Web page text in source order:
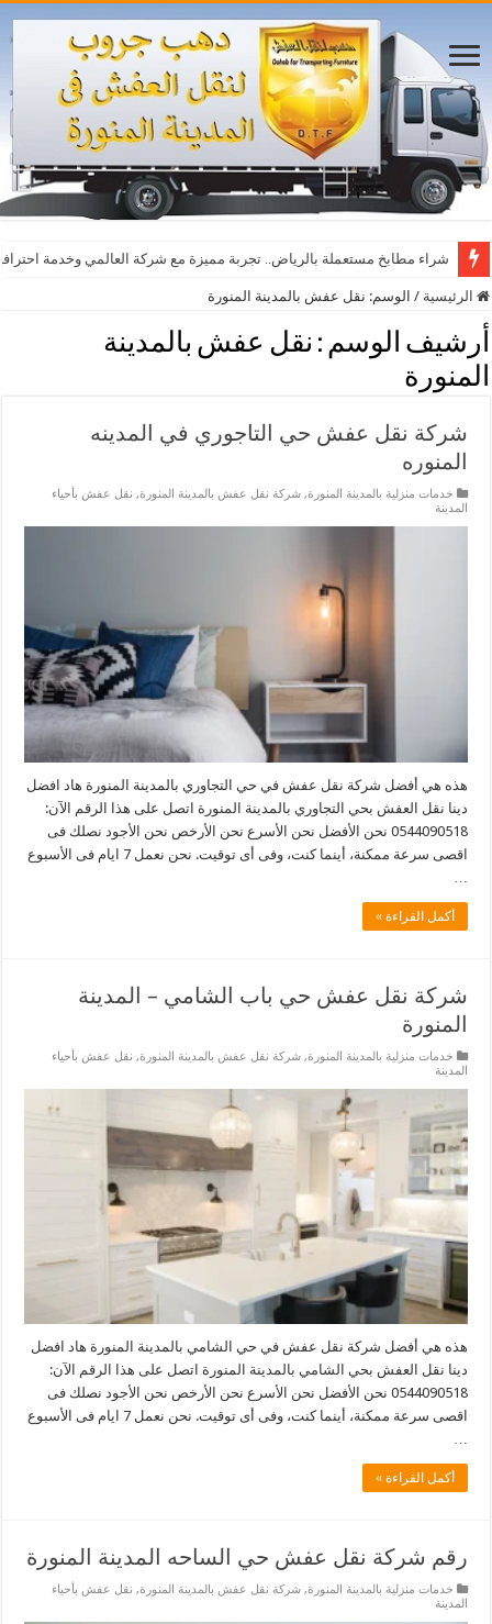
شراء مطابخ مستعملة بالرياض.. تجربة مميزة مع شركة العالمي وخدمة
أفضل مواقع مشاهدة مباريات اليوم بث مباشر بدون تقطيع
الرئيسية / الوسم: نقل عفش بالمدينة المنورة
أرشيف الوسم : نقل عفش بالمدينة
المنورة
شركة نقل عفش حي التاجوري في المدينه
المنوره
خدمات منزلية بالمدينة المنورة,شركة نقل عفش بالمدينة المنورة, نقل عفش بأحياء
المدينة
هذه هي أفضل شركة نقل عفش في حي التجاوري بالمدينة المنورة هاد افضل
دينا نقل العفش بحي التجاوري بالمدينة المنورة اتصل على هذا الرقم الآن:
0544090518 نحن الأفضل نحن الأسرع نحن الأرخص نحن الأجود نصلك فى
اقصى سرعة ممكنة، أينما كنت، وفى أى توقيت. نحن نعمل 7 ايام فى الأسبوع
أكمل القراءة »
شركة نقل عفش حي باب الشامي – المدينة
المنورة
خدمات منزلية بالمدينة المنورة,شركة نقل عفش بالمدينة المنورة, نقل عفش بأحياء
المدينة
هذه هي أفضل شركة نقل عفش في حي الشامي بالمدينة المنورة هاد افضل
دينا نقل العفش بحي الشامي بالمدينة المنورة اتصل على هذا الرقم الآن:
0544090518 نحن الأفضل نحن الأسرع نحن الأرخص نحن الأجود نصلك فى
اقصى سرعة ممكنة، أينما كنت، وفى أى توقيت. نحن نعمل 7 ايام فى الأسبوع
…
أكمل القراءة »
رقم شركة نقل عفش حي الساحه المدينة المنورة
خدمات منزلية بالمدينة المنورة,شركة نقل عفش بالمدينة المنورة, نقل عفش بأحياء
المدينة